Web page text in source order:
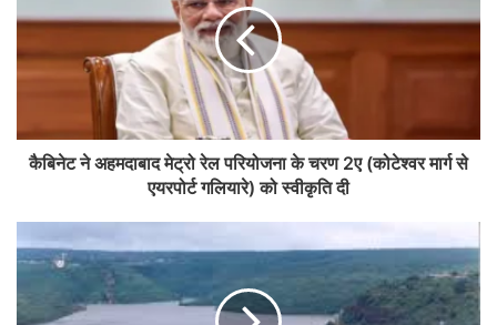
कैबिनेट ने अहमदाबाद मेट्रो रेल परियोजना के चरण 2ए (कोटेश्वर मार्ग से
एयरपोर्ट गलियारे) को स्वीकृति दी